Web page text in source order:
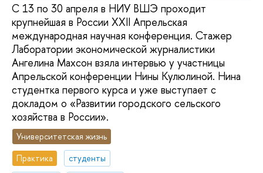
С 13 по 30 апреля в НИУ ВШЭ проходит
крупнейшая в России XXII Апрельская
международная научная конференция. Стажер
Лаборатории экономической журналистики
Ангелина Махсон взяла интервью у участницы
Апрельской конференции Нины Кулюлиной. Нина
студентка первого курса и уже выступает с
докладом о «Развитии городского сельского
хозяйства в России».
Университетская жизнь
Практика
студенты